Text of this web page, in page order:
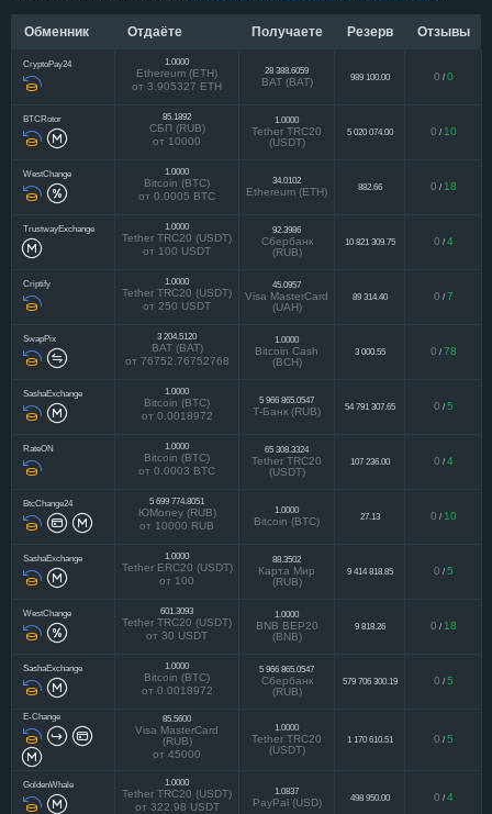
Обменник Отдаёте Получаете Резерв Отзывы
CryptoPay24 1.0000
Ethereum (ETH)
от 3.905327 ETH
28 388.6059
BAT (BAT) 989 100.00 0 / 0
BTCRotor 85.1892
СБП (RUB)
от 10000
1.0000
Tether TRC20
(USDT)
5 020 074.00 0 / 10
WestChange 1.0000
Bitcoin (BTC)
от 0.0005 BTC
34.0102
Ethereum (ETH) 882.66 0 / 18
TrustwayExchange 1.0000
Tether TRC20 (USDT)
от 100 USDT
92.3986
Сбербанк
(RUB)
10 821 309.75 0 / 4
Criptify 1.0000
Tether TRC20 (USDT)
от 250 USDT
45.0957
Visa MasterCard
(UAH)
89 314.40 0 / 7
SwapPix 3 204.5120
BAT (BAT)
от 76752.76752768
1.0000
Bitcoin Cash
(BCH)
3 000.55 0 / 78
SashaExchange 1.0000
Bitcoin (BTC)
от 0.0018972
5 966 865.0547
Т-Банк (RUB) 54 791 307.65 0 / 5
RateON 1.0000
Bitcoin (BTC)
от 0.0003 BTC
65 308.3324
Tether TRC20
(USDT)
107 236.00 0 / 4
BtcChange24 5 699 774.8051
ЮMoney (RUB)
от 10000 RUB
1.0000
Bitcoin (BTC) 27.13 0 / 10
SashaExchange 1.0000
Tether ERC20 (USDT)
от 100
88.3502
Карта Мир
(RUB)
9 414 818.85 0 / 5
WestChange 601.3093
Tether TRC20 (USDT)
от 30 USDT
1.0000
BNB BEP20
(BNB)
9 818.26 0 / 18
SashaExchange 1.0000
Bitcoin (BTC)
от 0.0018972
5 966 865.0547
Сбербанк
(RUB)
579 706 300.19 0 / 5
E-Change 85.5600
Visa MasterCard
(RUB)
от 45000
1.0000
Tether TRC20
(USDT)
1 170 610.51 0 / 5
GoldenWhale 1.0000
Tether TRC20 (USDT)
от 322.98 USDT
1.0837
PayPal (USD) 498 950.00 0 / 4